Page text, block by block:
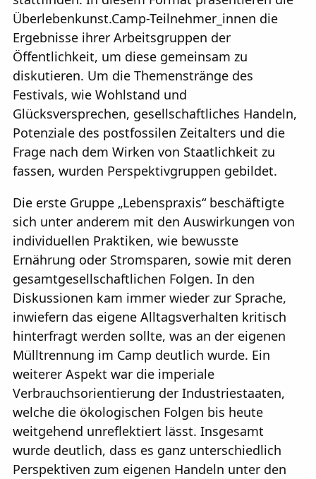
Überlebenkunst.Camp-Teilnehmer_innen die
Ergebnisse ihrer Arbeitsgruppen der
Öffentlichkeit, um diese gemeinsam zu
diskutieren. Um die Themenstränge des
Festivals, wie Wohlstand und
Glücksversprechen, gesellschaftliches Handeln,
Potenziale des postfossilen Zeitalters und die
Frage nach dem Wirken von Staatlichkeit zu
fassen, wurden Perspektivgruppen gebildet.
Die erste Gruppe „Lebenspraxis“ beschäftigte
sich unter anderem mit den Auswirkungen von
individuellen Praktiken, wie bewusste
Ernährung oder Stromsparen, sowie mit deren
gesamtgesellschaftlichen Folgen. In den
Diskussionen kam immer wieder zur Sprache,
inwiefern das eigene Alltagsverhalten kritisch
hinterfragt werden sollte, was an der eigenen
Mülltrennung im Camp deutlich wurde. Ein
weiterer Aspekt war die imperiale
Verbrauchsorientierung der Industriestaaten,
welche die ökologischen Folgen bis heute
weitgehend unreflektiert lässt. Insgesamt
wurde deutlich, dass es ganz unterschiedlich
Perspektiven zum eigenen Handeln unter den